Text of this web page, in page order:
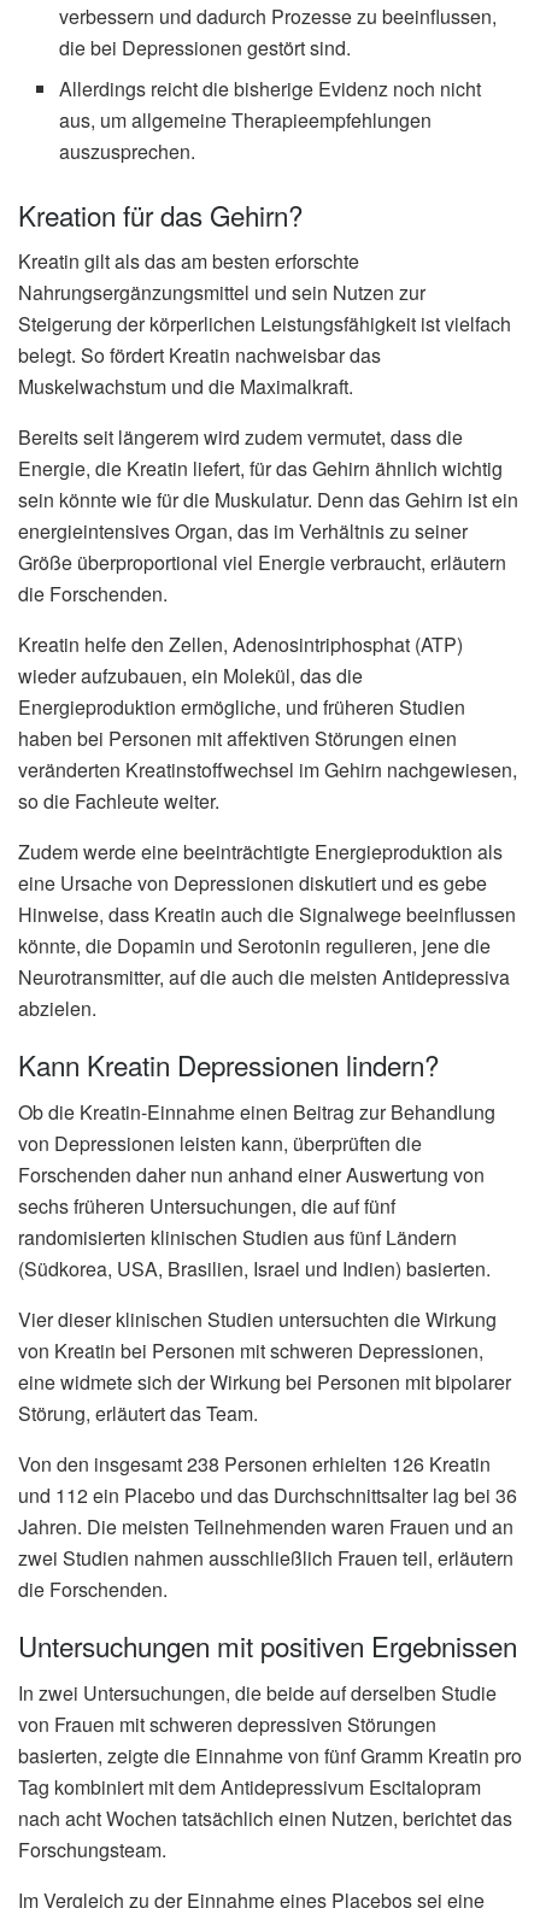
verbessern und dadurch Prozesse zu beeinflussen,
die bei Depressionen gestört sind.
Allerdings reicht die bisherige Evidenz noch nicht
aus, um allgemeine Therapieempfehlungen
auszusprechen.
Kreation für das Gehirn?
Kreatin gilt als das am besten erforschte
Nahrungsergänzungsmittel und sein Nutzen zur
Steigerung der körperlichen Leistungsfähigkeit ist vielfach
belegt. So fördert Kreatin nachweisbar das
Muskelwachstum und die Maximalkraft.
Bereits seit längerem wird zudem vermutet, dass die
Energie, die Kreatin liefert, für das Gehirn ähnlich wichtig
sein könnte wie für die Muskulatur. Denn das Gehirn ist ein
energieintensives Organ, das im Verhältnis zu seiner
Größe überproportional viel Energie verbraucht, erläutern
die Forschenden.
Kreatin helfe den Zellen, Adenosintriphosphat (ATP)
wieder aufzubauen, ein Molekül, das die
Energieproduktion ermögliche, und früheren Studien
haben bei Personen mit affektiven Störungen einen
veränderten Kreatinstoffwechsel im Gehirn nachgewiesen,
so die Fachleute weiter.
Zudem werde eine beeinträchtigte Energieproduktion als
eine Ursache von Depressionen diskutiert und es gebe
Hinweise, dass Kreatin auch die Signalwege beeinflussen
könnte, die Dopamin und Serotonin regulieren, jene die
Neurotransmitter, auf die auch die meisten Antidepressiva
abzielen.
Kann Kreatin Depressionen lindern?
Ob die Kreatin-Einnahme einen Beitrag zur Behandlung
von Depressionen leisten kann, überprüften die
Forschenden daher nun anhand einer Auswertung von
sechs früheren Untersuchungen, die auf fünf
randomisierten klinischen Studien aus fünf Ländern
(Südkorea, USA, Brasilien, Israel und Indien) basierten.
Vier dieser klinischen Studien untersuchten die Wirkung
von Kreatin bei Personen mit schweren Depressionen,
eine widmete sich der Wirkung bei Personen mit bipolarer
Störung, erläutert das Team.
Von den insgesamt 238 Personen erhielten 126 Kreatin
und 112 ein Placebo und das Durchschnittsalter lag bei 36
Jahren. Die meisten Teilnehmenden waren Frauen und an
zwei Studien nahmen ausschließlich Frauen teil, erläutern
die Forschenden.
Untersuchungen mit positiven Ergebnissen
In zwei Untersuchungen, die beide auf derselben Studie
von Frauen mit schweren depressiven Störungen
basierten, zeigte die Einnahme von fünf Gramm Kreatin pro
Tag kombiniert mit dem Antidepressivum Escitalopram
nach acht Wochen tatsächlich einen Nutzen, berichtet das
Forschungsteam.
Im Vergleich zu der Einnahme eines Placebos sei eine